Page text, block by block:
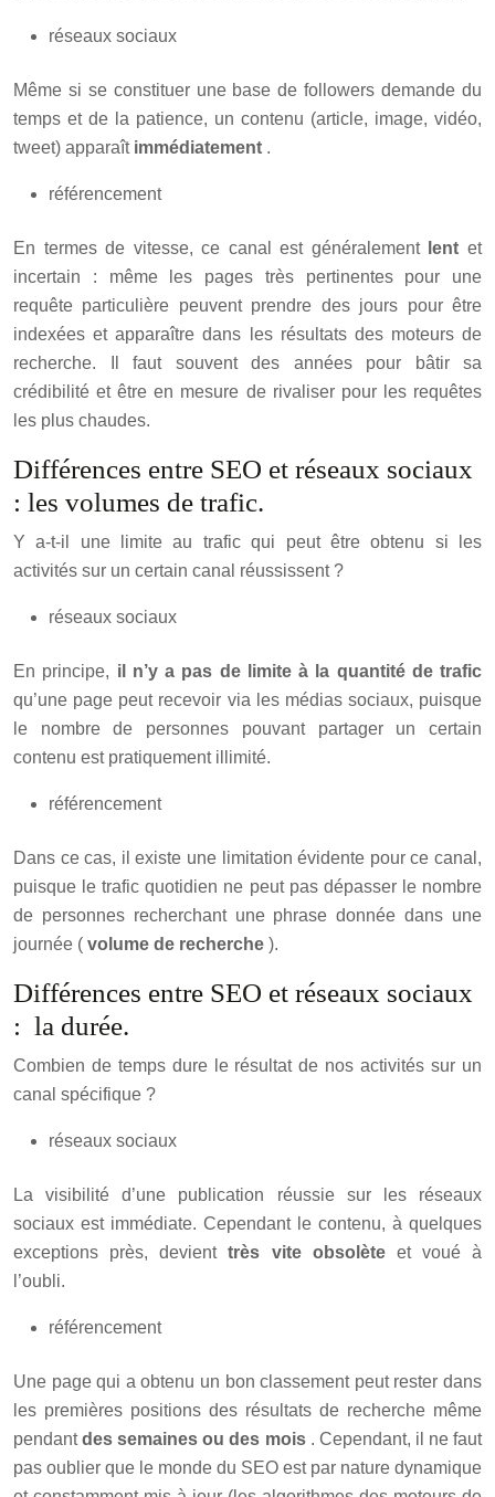
réseaux sociaux
Même si se constituer une base de followers demande du
temps et de la patience, un contenu (article, image, vidéo,
tweet) apparaît immédiatement .
référencement
En termes de vitesse, ce canal est généralement lent et
incertain : même les pages très pertinentes pour une
requête particulière peuvent prendre des jours pour être
indexées et apparaître dans les résultats des moteurs de
recherche. Il faut souvent des années pour bâtir sa
crédibilité et être en mesure de rivaliser pour les requêtes
les plus chaudes.
Différences entre SEO et réseaux sociaux
: les volumes de trafic.
Y a-t-il une limite au trafic qui peut être obtenu si les
activités sur un certain canal réussissent ?
réseaux sociaux
En principe, il n’y a pas de limite à la quantité de trafic
qu’une page peut recevoir via les médias sociaux, puisque
le nombre de personnes pouvant partager un certain
contenu est pratiquement illimité.
référencement
Dans ce cas, il existe une limitation évidente pour ce canal,
puisque le trafic quotidien ne peut pas dépasser le nombre
de personnes recherchant une phrase donnée dans une
journée ( volume de recherche ).
Différences entre SEO et réseaux sociaux
: la durée.
Combien de temps dure le résultat de nos activités sur un
canal spécifique ?
réseaux sociaux
La visibilité d’une publication réussie sur les réseaux
sociaux est immédiate. Cependant le contenu, à quelques
exceptions près, devienttrès vite obsolèteet voué à
l’oubli.
référencement
Une page qui a obtenu un bon classement peut rester dans
les premières positions des résultats de recherche même
pendantdes semaines ou des mois. Cependant, il ne faut
pas oublier que le monde du SEO est par nature dynamique